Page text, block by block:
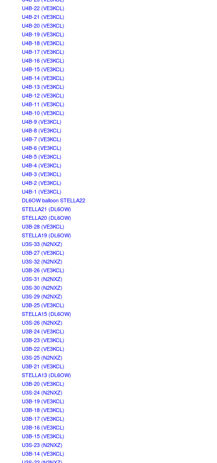
U4B-22 (VE3KCL)
U4B-21 (VE3KCL)
U4B-20 (VE3KCL)
U4B-19 (VE3KCL)
U4B-18 (VE3KCL)
U4B-17 (VE3KCL)
U4B-16 (VE3KCL)
U4B-15 (VE3KCL)
U4B-14 (VE3KCL)
U4B-13 (VE3KCL)
U4B-12 (VE3KCL)
U4B-11 (VE3KCL)
U4B-10 (VE3KCL)
U4B-9 (VE3KCL)
U4B-8 (VE3KCL)
U4B-7 (VE3KCL)
U4B-6 (VE3KCL)
U4B-5 (VE3KCL)
U4B-4 (VE3KCL)
U4B-3 (VE3KCL)
U4B-2 (VE3KCL)
U4B-1 (VE3KCL)
DL6OW balloon STELLA22
STELLA21 (DL6OW)
STELLA20 (DL6OW)
U3B-28 (VE3KCL)
STELLA19 (DL6OW)
U3S-33 (N2NXZ)
U3B-27 (VE3KCL)
U3S-32 (N2NXZ)
U3B-26 (VE3KCL)
U3S-31 (N2NXZ)
U3S-30 (N2NXZ)
U3S-29 (N2NXZ)
U3B-25 (VE3KCL)
STELLA15 (DL6OW)
U3S-26 (N2NXZ)
U3B-24 (VE3KCL)
U3B-23 (VE3KCL)
U3B-22 (VE3KCL)
U3S-25 (N2NXZ)
U3B-21 (VE3KCL)
STELLA13 (DL6OW)
U3B-20 (VE3KCL)
U3S-24 (N2NXZ)
U3B-19 (VE3KCL)
U3B-18 (VE3KCL)
U3B-17 (VE3KCL)
U3B-16 (VE3KCL)
U3B-15 (VE3KCL)
U3S-23 (N2NXZ)
U3B-14 (VE3KCL)